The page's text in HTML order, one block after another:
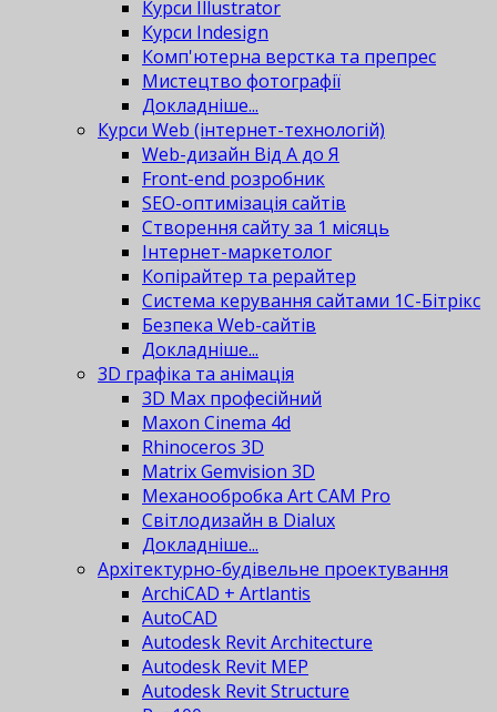
Курси Illustrator
Курси Indesign
Комп'ютерна верстка та препрес
Мистецтво фотографії
Докладніше...
Курси Web (інтернет-технологій)
Web-дизайн Від А до Я
Front-end розробник
SEO-оптимізація сайтів
Створення сайту за 1 місяць
Інтернет-маркетолог
Копірайтер та рерайтер
Система керування сайтами 1С-Бітрікс
Безпека Web-сайтів
Докладніше...
3D графіка та анімація
3D Max професійний
Maxon Cinema 4d
Rhinoceros 3D
Matrix Gemvision 3D
Механообробка Art CAM Pro
Світлодизайн в Dialux
Докладніше...
Архітектурно-будівельне проектування
ArchiCAD + Artlantis
AutoCAD
Autodesk Revit Architecture
Autodesk Revit MEP
Autodesk Revit Structure